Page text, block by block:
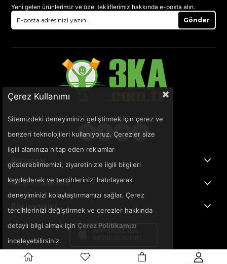
Yeni gelen ürünlerimiz ve özel tekliflerimiz hakkında e-posta alın.
Gönder
Kurumsal
Müşteri İlişkileri
Sözleşmeler
Çerez Kullanımı
Sitemizdeki deneyiminizi geliştirmek için çerez ve
benzeri teknolojileri kullanıyoruz. Çerezler size
ilgili alanınıza hitap eden reklamlar
gösterebilmemizi, ziyaretinizle ilgili bilgileri
kaydederek ve tercihlerinizi hatırlayarak
deneyiminizi kolaylaştırmamızı sağlar. Çerez
tercihlerinizi değiştirmek ve çerezler hakkında
detaylı bilgi almak için Çerez Politikamızı
inceleyebilirsiniz.